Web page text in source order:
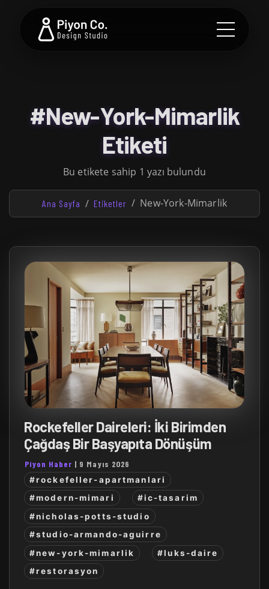
#New-York-Mimarlik
Etiketi
Bu etikete sahip 1 yazı bulundu
Ana Sayfa Etiketler New-York-Mimarlik
Rockefeller Daireleri: İki Birimden
Çağdaş Bir Başyapıta Dönüşüm
Piyon Haber | 9 Mayıs 2026
#rockefeller-apartmanlari
#modern-mimari
#ic-tasarim
#nicholas-potts-studio
#studio-armando-aguirre
#new-york-mimarlik
#luks-daire
#restorasyon